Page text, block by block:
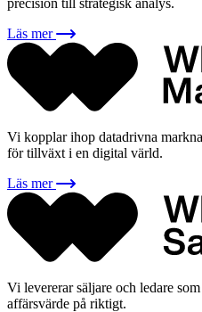
precision till strategisk analys.
Läs mer
Vi kopplar ihop datadrivna
för tillväxt i en digital värld.
Läs mer
Vi levererar säljare och ledare
affärsvärde på riktigt.